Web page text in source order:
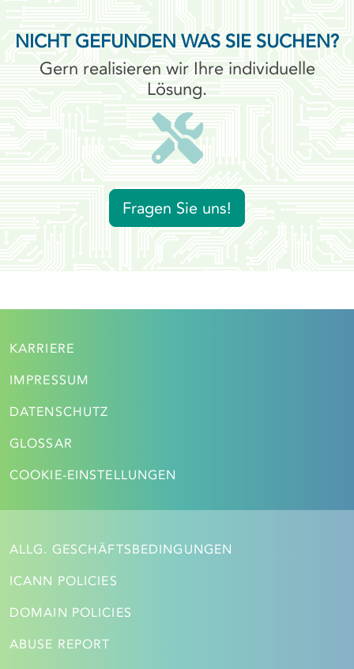
NICHT GEFUNDEN WAS SIE SUCHEN?
Gern realisieren wir Ihre individuelle
Lösung.
Fragen Sie uns!
KARRIERE
IMPRESSUM
DATENSCHUTZ
GLOSSAR
COOKIE-EINSTELLUNGEN
ALLG. GESCHÄFTSBEDINGUNGEN
ICANN POLICIES
DOMAIN POLICIES
ABUSE REPORT